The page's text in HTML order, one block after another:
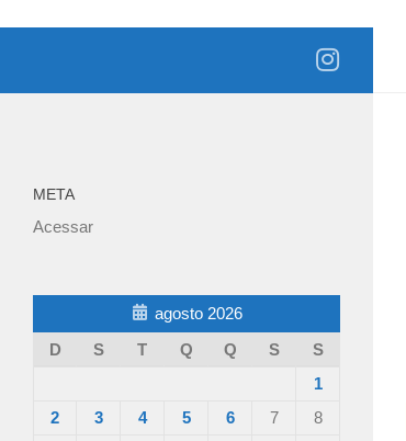
META
Acessar
agosto 2026
D
S T Q Q S
S
1
2
3 4 5 6 7
8